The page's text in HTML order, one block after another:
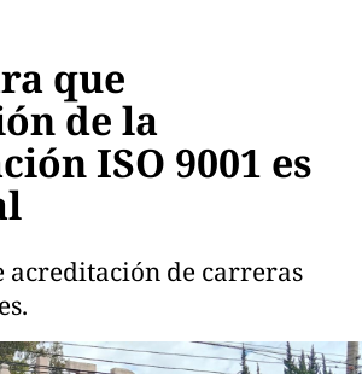
que
de la
ISO 9001 es
acreditación de carreras